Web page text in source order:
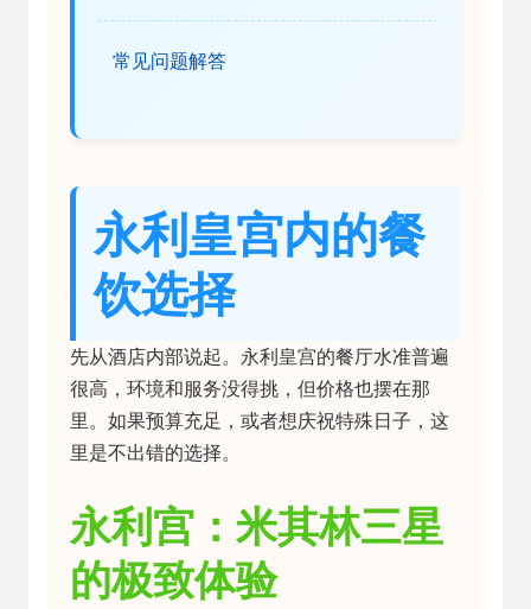
常见问题解答
永利皇宫内的餐
饮选择
先从酒店内部说起。永利皇宫的餐厅水准普遍
很高，环境和服务没得挑，但价格也摆在那
里。如果预算充足，或者想庆祝特殊日子，这
里是不出错的选择。
永利宫：米其林三星
的极致体验